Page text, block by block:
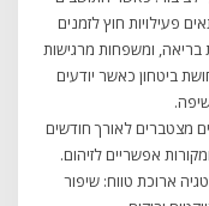
פעילויות חוץ לזמנים
בריאה, ומשפחות מרגישות
ביטחון כאשר יודעים
מצטברים לאורך חודשים
אפשריים לזיהום.
ארוכת טווח: שיפור